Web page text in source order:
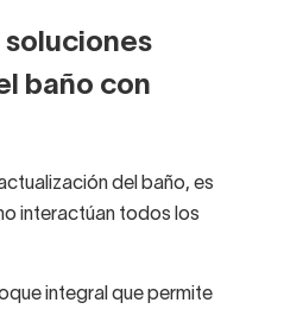
baño con
del baño, es
interactúan todos los
integral que permite